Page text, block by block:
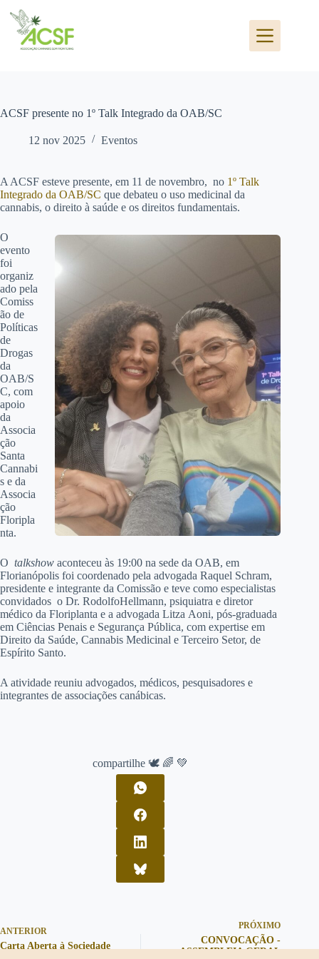
para
conteúdo
ACSF presente no 1º Talk Integrado da OAB/SC
12 nov 2025 Eventos
A ACSF esteve presente, em 11 de novembro, no 1º Talk
Integrado da OAB/SC que debateu o uso medicinal da
cannabis, o direito à saúde e os direitos fundamentais.
O
evento
foi
organiz
ado pela
Comiss
ão de
Políticas
de
Drogas
da
OAB/S
C, com
apoio
da
Associa
ção
Santa
Cannabi
s e da
Associa
ção
Floripla
nta.
O talkshow aconteceu às 19:00 na sede da OAB, em
Florianópolis foi coordenado pela advogada Raquel Schram,
presidente e integrante da Comissão e teve como especialistas
convidados o Dr. RodolfoHellmann, psiquiatra e diretor
médico da Floriplanta e a advogada Litza Aoni, pós-graduada
em Ciências Penais e Segurança Pública, com expertise em
Direito da Saúde, Cannabis Medicinal e Terceiro Setor, de
Espírito Santo.
A atividade reuniu advogados, médicos, pesquisadores e
integrantes de associações canábicas.
compartilhe 🕊️ 🌈 💚
ANTERIOR
Carta Aberta à Sociedade
PRÓXIMO
CONVOCAÇÃO -
ASSEMBLEIA GERAL